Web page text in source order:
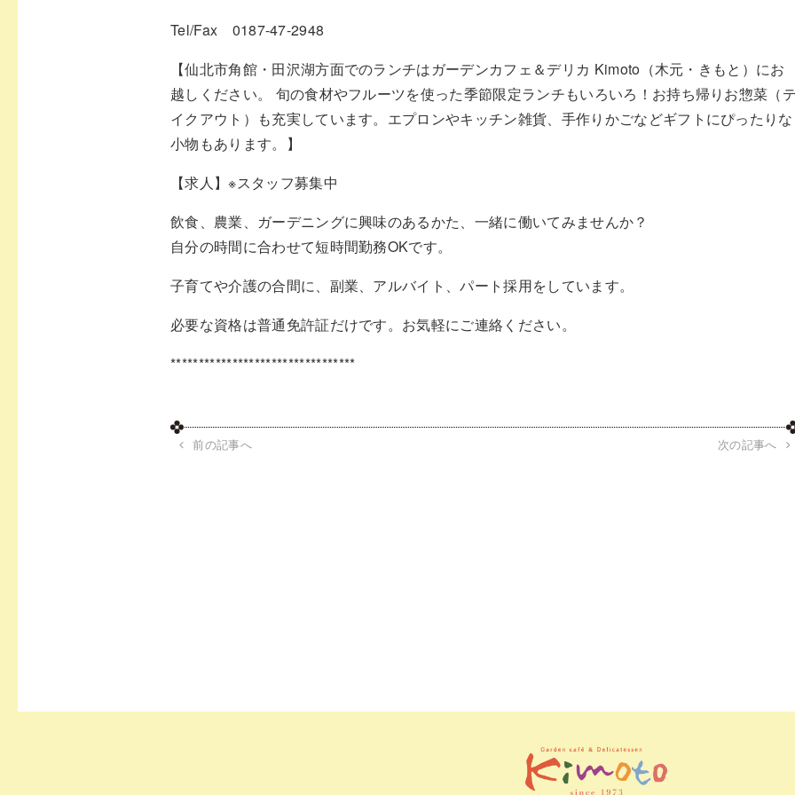
電話す 確認内 配送
Tel/Fax 0187-47-2948
【仙北市角館・田沢湖方面でのランチはガーデンカフェ＆デリカ Kimoto（木元・きもと）にお
越しください。 旬の食材やフルーツを使った季節限定ランチもいろいろ！お持ち帰りお惣菜（
イクアウト）も充実しています。エプロンやキッチン雑貨、手作りかごなどギフトにぴったりな
小物もあります。】
【求人】※スタッフ募集中
飲食、農業、ガーデニングに興味のあるかた、一緒に働いてみませんか？
自分の時間に合わせて短時間勤務OKです。
子育てや介護の合間に、副業、アルバイト、パート採用をしています。
必要な資格は普通免許証だけです。お気軽にご連絡ください。
*********************************
前の記事へ 次の記事へ